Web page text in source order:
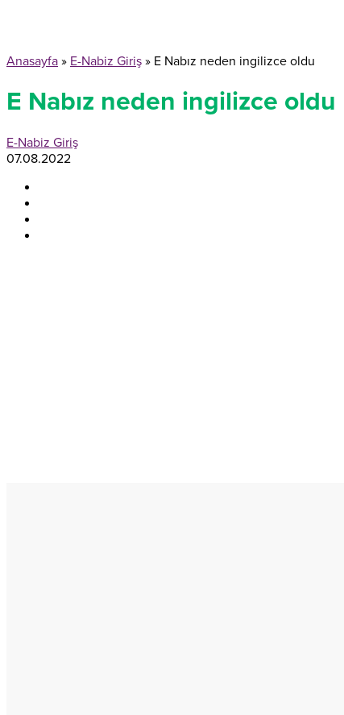
Anasayfa » E-Nabiz Giriş » E Nabız neden ingilizce oldu
E Nabız neden ingilizce oldu
E-Nabiz Giriş
07.08.2022